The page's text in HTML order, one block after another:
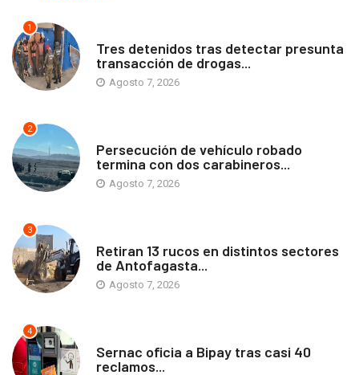
1
Tres detenidos tras detectar presunta
transacción de drogas...
Agosto 7, 2026
2
Persecución de vehículo robado
termina con dos carabineros...
Agosto 7, 2026
3
Retiran 13 rucos en distintos sectores
de Antofagasta...
Agosto 7, 2026
4
Sernac oficia a Bipay tras casi 40
reclamos...